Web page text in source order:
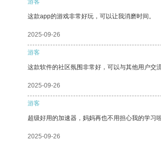
游客
这款app的游戏非常好玩，可以让我消磨时间。
2025-09-26
游客
这款软件的社区氛围非常好，可以与其他用户交
2025-09-26
游客
超级好用的加速器，妈妈再也不用担心我的学习
2025-09-26